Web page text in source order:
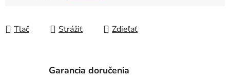
Tlač Strážiť Zdieľať
Garancia doručenia